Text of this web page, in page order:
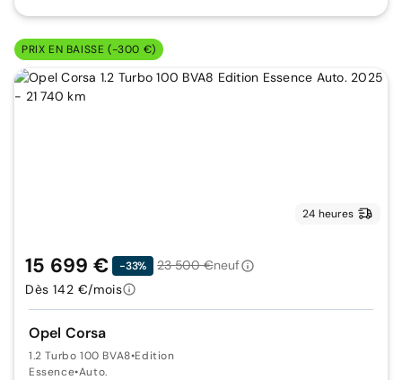
PRIX EN BAISSE (-300 €)
24 heures
Opel Corsa
1.2 Turbo 100 BVA8•Edition
Essence•Auto.
15 699 € -33% 23 500 €neuf
Dès 142 €/mois